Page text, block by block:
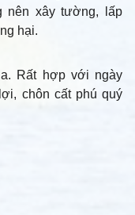
nên xây tường, lấp
hại.
Rất hợp với ngày
chôn cất phú quý